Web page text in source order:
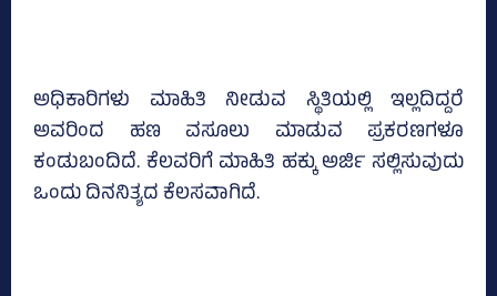
ಅಧಿಕಾರಿಗಳು ಮಾಹಿತಿ ನೀಡುವ ಸ್ಥಿತಿಯಲ್ಲಿ ಇಲ್ಲದಿದ್ದರೆ
ಅವರಿಂದ ಹಣ ವಸೂಲು ಮಾಡುವ ಪ್ರಕರಣಗಳೂ
ಕಂಡುಬಂದಿದೆ. ಕೆಲವರಿಗೆ ಮಾಹಿತಿ ಹಕ್ಕು ಅರ್ಜಿ ಸಲ್ಲಿಸುವುದು
ಒಂದು ದಿನನಿತ್ಯದ ಕೆಲಸವಾಗಿದೆ.